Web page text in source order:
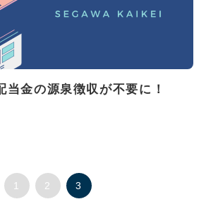
当金の源泉徴収が不要に！
1 2 3